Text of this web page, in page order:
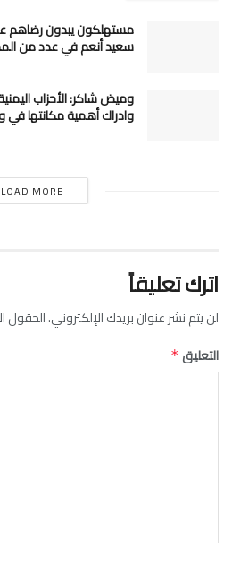
مستهلكون يبدون
سعيد أنعم في عدد من
وميض شاكر: الأحزاب
وادراك أهمية مكانتها في
LOAD MORE
اترك تعليقاً
لن يتم نشر عنوان بريدك الإلكتروني.الحقول
التعليق *